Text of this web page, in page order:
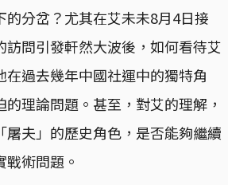
的分岔？尤其在艾未未8月4日接
訪問引發軒然大波後，如何看待艾
過去幾年中國社運中的獨特角
理論問題。甚至，對艾的理解，
屠夫」的歷史角色，是否能夠繼續
術問題。